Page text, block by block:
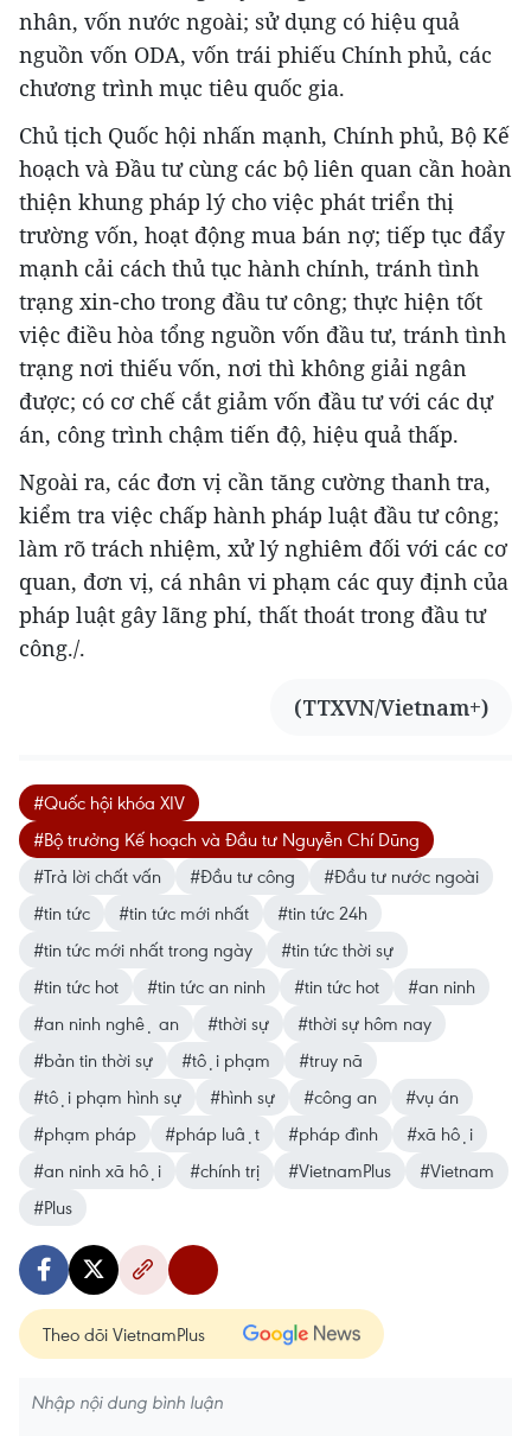
nhân, vốn nước ngoài; sử dụng có hiệu quả
nguồn vốn ODA, vốn trái phiếu Chính phủ, các
chương trình mục tiêu quốc gia.
Chủ tịch Quốc hội nhấn mạnh, Chính phủ, Bộ Kế
hoạch và Đầu tư cùng các bộ liên quan cần hoàn
thiện khung pháp lý cho việc phát triển thị
trường vốn, hoạt động mua bán nợ; tiếp tục đẩy
mạnh cải cách thủ tục hành chính, tránh tình
trạng xin-cho trong đầu tư công; thực hiện tốt
việc điều hòa tổng nguồn vốn đầu tư, tránh tình
trạng nơi thiếu vốn, nơi thì không giải ngân
được; có cơ chế cắt giảm vốn đầu tư với các dự
án, công trình chậm tiến độ, hiệu quả thấp.
Ngoài ra, các đơn vị cần tăng cường thanh tra,
kiểm tra việc chấp hành pháp luật đầu tư công;
làm rõ trách nhiệm, xử lý nghiêm đối với các cơ
quan, đơn vị, cá nhân vi phạm các quy định của
pháp luật gây lãng phí, thất thoát trong đầu tư
công./.
(TTXVN/Vietnam+)
#Quốc hội khóa XIV
#Bộ trưởng Kế hoạch và Đầu tư Nguyễn Chí Dũng
#Trả lời chất vấn
#Đầu tư công
#Đầu tư nước ngoài
#tin tức
#tin tức mới nhất
#tin tức 24h
#tin tức mới nhất trong ngày
#tin tức thời sự
#tin tức hot
#tin tức an ninh #tin tức hot
#an ninh
#an ninh nghệ an
#thời sự
#thời sự hôm nay
#bản tin thời sự
#tội phạm
#truy nã
#tội phạm hình sự
#hình sự #công an
#vụ án
#phạm pháp
#pháp luật #pháp đình
#xã hội
#an ninh xã hội
#chính trị #VietnamPlus
#Vietnam
#Plus
Theo dõi VietnamPlus